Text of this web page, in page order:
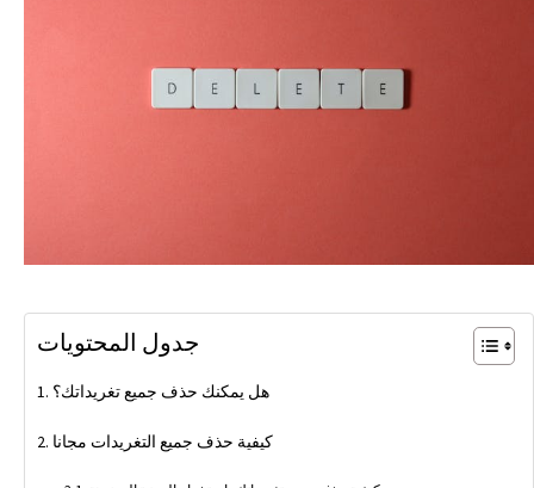
جدول المحتويات
هل يمكنك حذف جميع تغريداتك؟
كيفية حذف جميع التغريدات مجانا